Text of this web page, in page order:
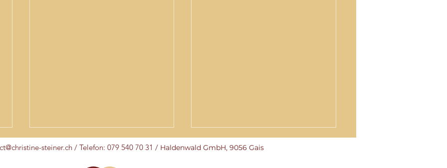
steiner.ch / Telefon: 079 540 70 31 / Haldenwald GmbH, 9056 Gais